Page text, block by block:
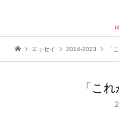
エッセイ 2014-2023 「
「こ